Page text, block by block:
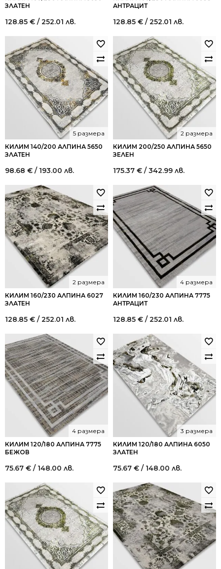
ЗЛАТЕН
128.85 € / 252.01 лв.
АНТРАЦИТ
128.85 € / 252.01 лв.
КИЛИМ 140/200 АЛПИНА 5650
ЗЛАТЕН
5 размера
98.68 € / 193.00 лв.
КИЛИМ 200/250 АЛПИНА 5650
ЗЕЛЕН
2 размера
175.37 € / 342.99 лв.
КИЛИМ 160/230 АЛПИНА 6027
ЗЛАТЕН
2 размера
128.85 € / 252.01 лв.
КИЛИМ 160/230 АЛПИНА 7775
АНТРАЦИТ
4 размера
128.85 € / 252.01 лв.
КИЛИМ 120/180 АЛПИНА 7775
БЕЖОВ
4 размера
75.67 € / 148.00 лв.
КИЛИМ 120/180 АЛПИНА 6050
ЗЛАТЕН
3 размера
75.67 € / 148.00 лв.